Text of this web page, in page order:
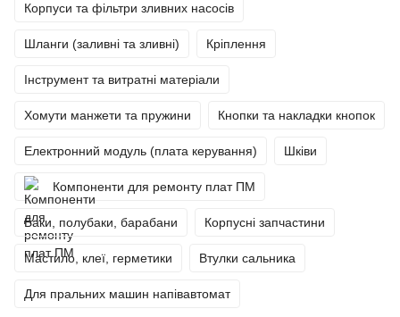
Корпуси та фільтри зливних насосів
Шланги (заливні та зливні) Кріплення
Інструмент та витратні матеріали
Хомути манжети та пружини Кнопки та накладки кнопок
Електронний модуль (плата керування) Шківи
Компоненти для ремонту плат ПМ
Баки, полубаки, барабани Корпусні запчастини
Мастило, клеї, герметики Втулки сальника
Для пральних машин напівавтомат